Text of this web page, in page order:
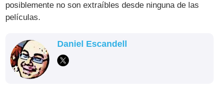
posiblemente no son extraíbles desde ninguna de las
películas.
Daniel Escandell